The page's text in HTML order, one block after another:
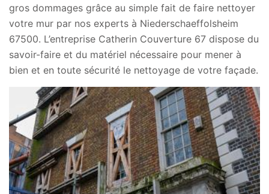
gros dommages grâce au simple fait de faire nettoyer
votre mur par nos experts à Niederschaeffolsheim
67500. L’entreprise Catherin Couverture 67 dispose du
savoir-faire et du matériel nécessaire pour mener à
bien et en toute sécurité le nettoyage de votre façade.